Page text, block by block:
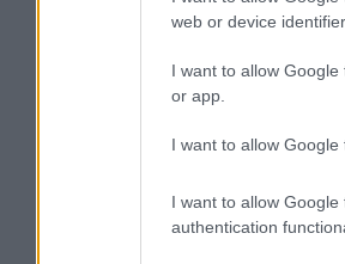
web or device
I want to allow
or app.
I want to allow
I want to allow
authentication